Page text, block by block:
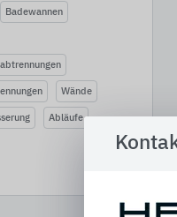
Badewannen
Wände
Abläufe